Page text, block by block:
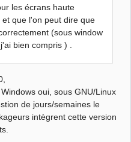
les écrans haute
et que l'on peut dire que
(sous window
bien compris ) .
oui, sous GNU/Linux
de jours/semaines le
intègrent cette version